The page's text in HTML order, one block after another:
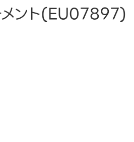
メント(EU07897)